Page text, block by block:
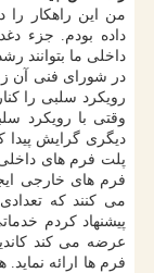
من این راهکار را
داده بودم. جزء
داخلی ما بتوانند
در شورای فنی آن
رویکرد سلبی را
وقتی با رویکرد
دیگری گرایش پیدا
پلت فرم های
فرم های خارجی
می کنند که
پیشنهاد کردم
عرضه می کند